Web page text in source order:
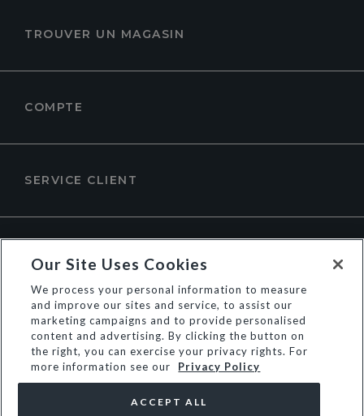
TROUVER UN MAGASIN
COMPTE
SERVICE CLIENT
Our Site Uses Cookies
We process your personal information to measure
and improve our sites and service, to assist our
marketing campaigns and to provide personalised
content and advertising. By clicking the button on
the right, you can exercise your privacy rights. For
more information see our
Privacy Policy
ACCEPT ALL